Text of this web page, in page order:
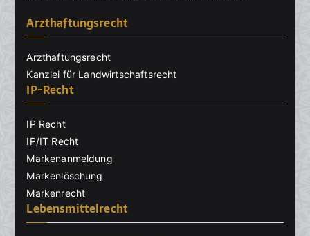
Arzthaftungsrecht
Arzthaftungsrecht
Kanzlei für Landwirtschaftsrecht
IP-Recht
IP Recht
IP/IT Recht
Markenanmeldung
Markenlöschung
Markenrecht
Lebensmittelrecht